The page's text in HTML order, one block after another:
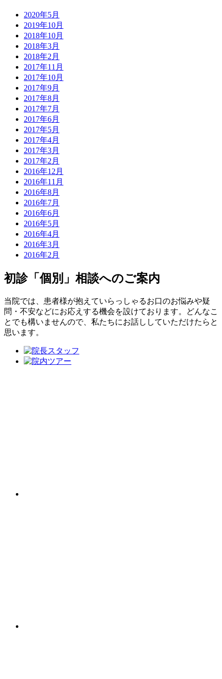
2020年5月
2019年10月
2018年10月
2018年3月
2018年2月
2017年11月
2017年10月
2017年9月
2017年8月
2017年7月
2017年6月
2017年5月
2017年4月
2017年3月
2017年2月
2016年12月
2016年11月
2016年8月
2016年7月
2016年6月
2016年5月
2016年4月
2016年3月
2016年2月
初診「個別」相談へのご案内
当院では、患者様が抱えていらっしゃるお口のお悩みや疑
問・不安などにお応えする機会を設けております。どんなこ
とでも構いませんので、私たちにお話ししていただけたらと
思います。